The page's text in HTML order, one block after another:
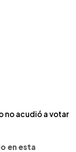
no acudió a votar
en esta